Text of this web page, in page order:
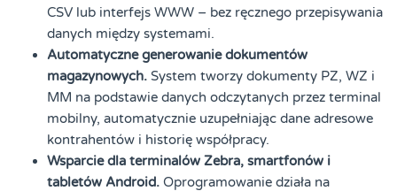
CSV lub interfejs WWW – bez ręcznego przepisywania
danych między systemami.
Automatyczne generowanie dokumentów
magazynowych. System tworzy dokumenty PZ, WZ i
MM na podstawie danych odczytanych przez terminal
mobilny, automatycznie uzupełniając dane adresowe
kontrahentów i historię współpracy.
Wsparcie dla terminalów Zebra, smartfonów i
tabletów Android. Oprogramowanie działa na